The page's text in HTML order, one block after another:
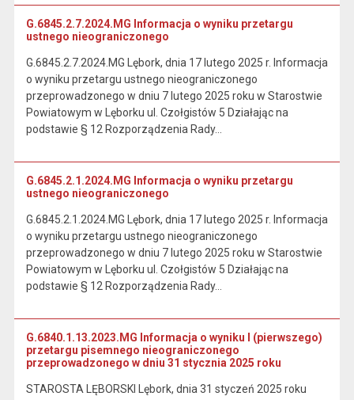
G.6845.2.7.2024.MG Informacja o wyniku przetargu
ustnego nieograniczonego
G.6845.2.7.2024.MG Lębork, dnia 17 lutego 2025 r. Informacja
o wyniku przetargu ustnego nieograniczonego
przeprowadzonego w dniu 7 lutego 2025 roku w Starostwie
Powiatowym w Lęborku ul. Czołgistów 5 Działając na
podstawie § 12 Rozporządzenia Rady…
G.6845.2.1.2024.MG Informacja o wyniku przetargu
ustnego nieograniczonego
G.6845.2.1.2024.MG Lębork, dnia 17 lutego 2025 r. Informacja
o wyniku przetargu ustnego nieograniczonego
przeprowadzonego w dniu 7 lutego 2025 roku w Starostwie
Powiatowym w Lęborku ul. Czołgistów 5 Działając na
podstawie § 12 Rozporządzenia Rady…
G.6840.1.13.2023.MG Informacja o wyniku I (pierwszego)
przetargu pisemnego nieograniczonego
przeprowadzonego w dniu 31 stycznia 2025 roku
STAROSTA LĘBORSKI Lębork, dnia 31 styczeń 2025 roku